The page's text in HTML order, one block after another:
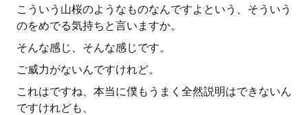
こういう山桜のようなものなんですよという、そういう
のをめでる気持ちと言いますか。
そんな感じ、そんな感じです。
ご威力がないんですけれど。
これはですね、本当に僕もうまく全然説明はできないん
ですけれども、